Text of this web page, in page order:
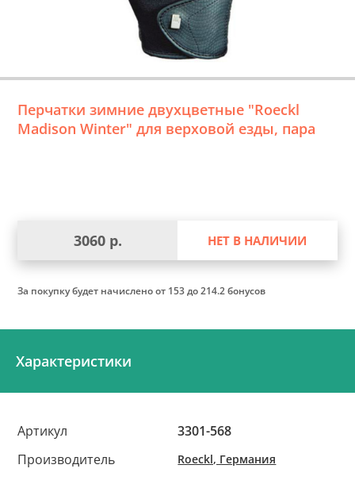
Перчатки зимние двухцветные "Roeckl
Madison Winter" для верховой езды, пара
3060 р. НЕТ В НАЛИЧИИ
За покупку будет начисленоот 153 до 214.2 бонусов
Характеристики
Артикул
3301-568
Производитель
Roeckl, Германия